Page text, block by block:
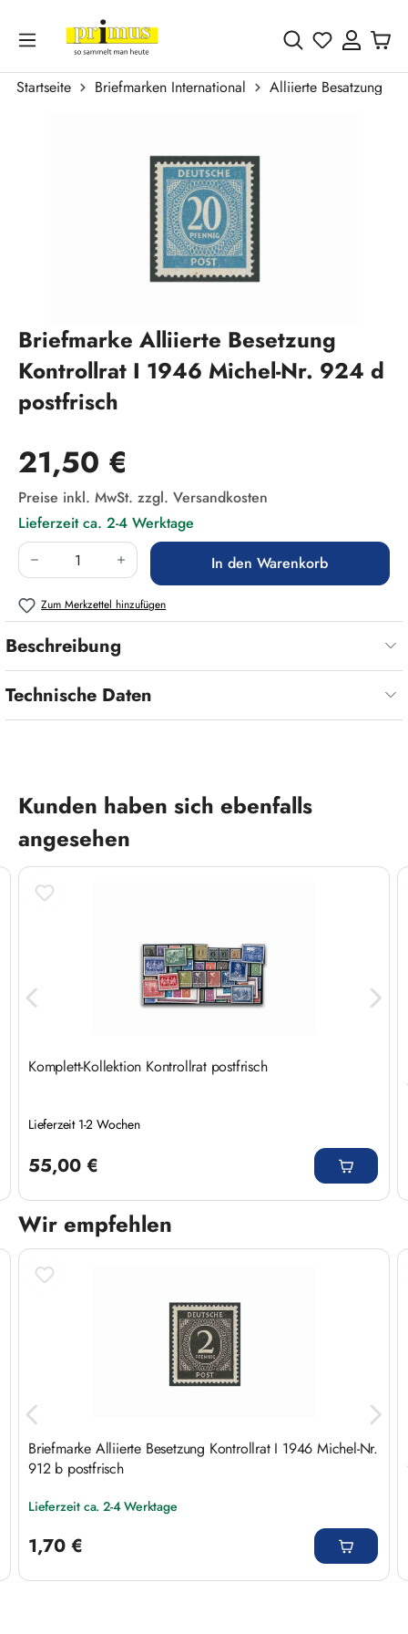
Zum Hauptinhalt springen
Du hast 0
Startseite Briefmarken International Alliierte Besatzung
Briefmarke Alliierte Besetzung
Kontrollrat I 1946 Michel-Nr. 924 d
postfrisch
Regulärer Preis:
21,50 €
Preise inkl. MwSt. zzgl. Versandkosten
Lieferzeit ca. 2-4 Werktage
Produkt Anzahl: Gib den gewünschten Wert
In den Warenkorb
Zum Merkzettel hinzufügen
Beschreibung
Technische Daten
Produktgalerie überspringen
Kunden haben sich ebenfalls
angesehen
Komplett-Kollektion Kontrollrat postfrisch
Lieferzeit 1-2 Wochen
55,00 €
Wir empfehlen
Produktgalerie überspringen
Briefmarke Alliierte Besetzung Kontrollrat I 1946 Michel-Nr.
912 b postfrisch
Lieferzeit ca. 2-4 Werktage
1,70 €